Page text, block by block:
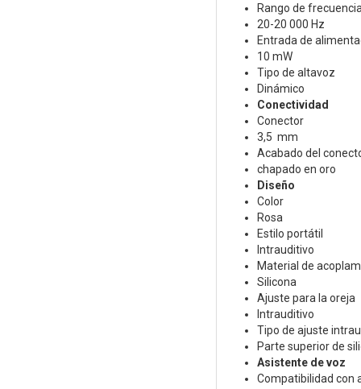
Rango de
20-20 000 Hz
Entrada de
10 mW
Tipo de altavoz
Dinámico
Conectividad
Conector
3,5 mm
Acabado del
chapado en oro
Diseño
Color
Rosa
Estilo portátil
Intrauditivo
Material de
Silicona
Ajuste para la oreja
Intrauditivo
Tipo de ajuste
Parte superior de
Asistente de voz
Compatibilidad con